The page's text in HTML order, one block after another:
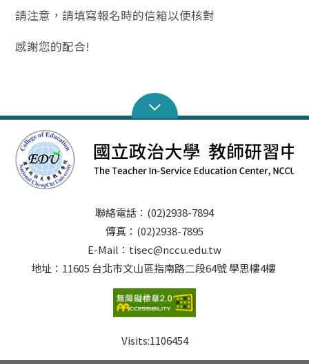
請注意，請填寫報名時的信箱以便核對
感謝您的配合!
聯絡電話：(02)2938-7894
傳真：(02)2938-7895
E-Mail：tisec@nccu.edu.tw
地址：11605 台北市文山區指南路二段64號 學思樓4樓
Visits:1106454